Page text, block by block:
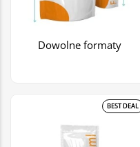
Dowolne formaty
BEST DEAL